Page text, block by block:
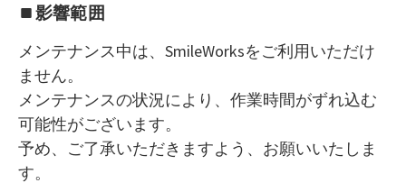
影響範囲
メンテナンス中は、SmileWorksをご利用いただけ
ません。
メンテナンスの状況により、作業時間がずれ込む
可能性がございます。
予め、ご了承いただきますよう、お願いいたしま
す。